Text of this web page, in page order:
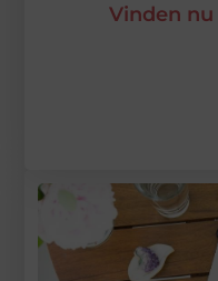
Vinden nu